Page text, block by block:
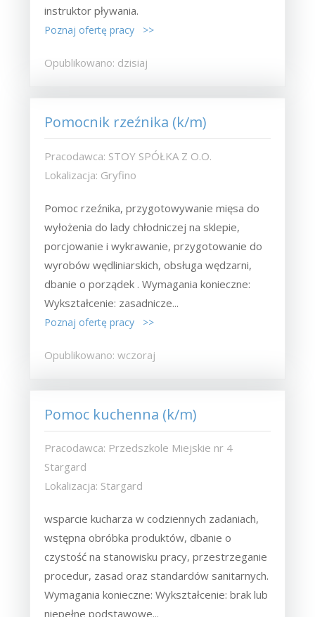
instruktor pływania.
Poznaj ofertę pracy >>
Opublikowano: dzisiaj
Pomocnik rzeźnika (k/m)
Pracodawca: STOY SPÓŁKA Z O.O.
Lokalizacja: Gryfino
Pomoc rzeźnika, przygotowywanie mięsa do
wyłożenia do lady chłodniczej na sklepie,
porcjowanie i wykrawanie, przygotowanie do
wyrobów wędliniarskich, obsługa wędzarni,
dbanie o porządek . Wymagania konieczne:
Wykształcenie: zasadnicze...
Poznaj ofertę pracy >>
Opublikowano: wczoraj
Pomoc kuchenna (k/m)
Pracodawca: Przedszkole Miejskie nr 4
Stargard
Lokalizacja: Stargard
wsparcie kucharza w codziennych zadaniach,
wstępna obróbka produktów, dbanie o
czystość na stanowisku pracy, przestrzeganie
procedur, zasad oraz standardów sanitarnych.
Wymagania konieczne: Wykształcenie: brak lub
niepełne podstawowe...